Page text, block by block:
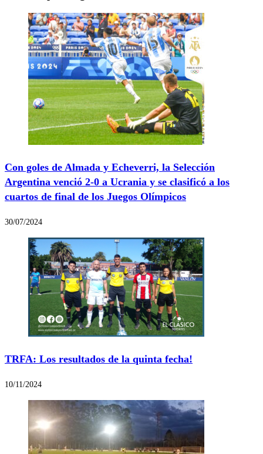
Con goles de Almada y Echeverri, la Selección
Argentina venció 2-0 a Ucrania y se clasificó a los
cuartos de final de los Juegos Olímpicos
30/07/2024
TRFA: Los resultados de la quinta fecha!
10/11/2024